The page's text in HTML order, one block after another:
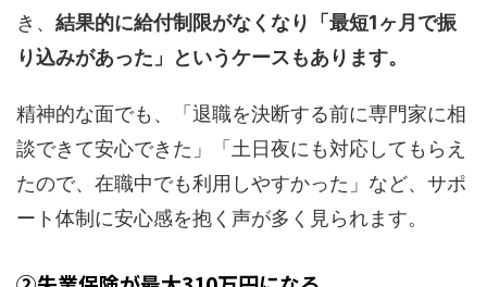
き、 結果的に給付制限がなくなり「最短1ヶ月で振
り込みがあった」というケースもあります。
精神的な面でも、「退職を決断する前に専門家に相
談できて安心できた」「土日夜にも対応してもらえ
たので、在職中でも利用しやすかった」など、サポ
ート体制に安心感を抱く声が多く見られます。